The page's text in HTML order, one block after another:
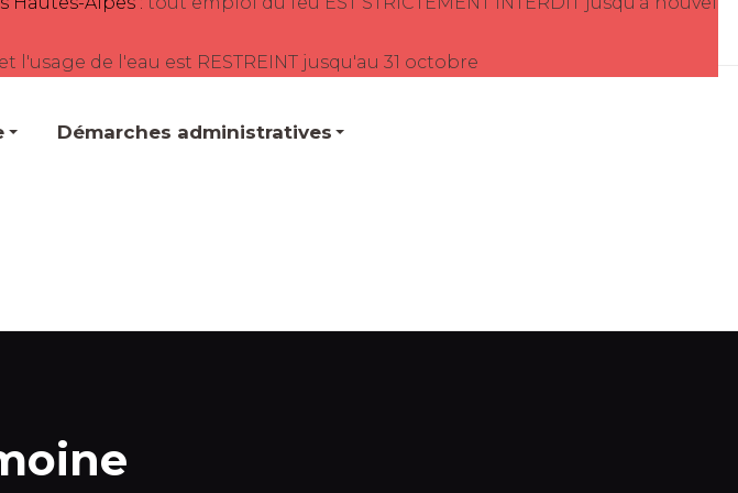
et l'usage de l'eau est RESTREINT jusqu'au 31 octobre
Démarches administratives